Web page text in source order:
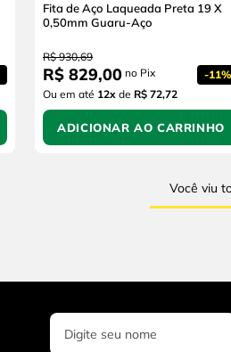
Fita de Aço Laqueada Preta 19 X
0,50mm Guaru-Aço
R$ 930,69
R$ 829,00 no Pix -11%
Ou em até 12x de R$ 72,72
ADICIONAR AO CARRINHO
Você viu